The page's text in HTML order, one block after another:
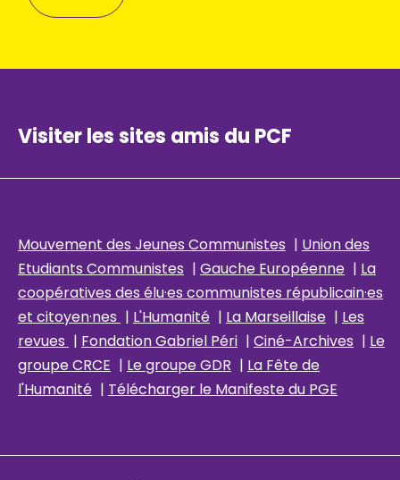
Visiter les sites amis du PCF
Mouvement des Jeunes Communistes | Union des
Etudiants Communistes | Gauche Européenne | La
coopératives des élu·es communistes républicain·es
et citoyen·nes | L'Humanité | La Marseillaise | Les
revues | Fondation Gabriel Péri | Ciné-Archives | Le
groupe CRCE | Le groupe GDR | La Fête de
l'Humanité | Télécharger le Manifeste du PGE